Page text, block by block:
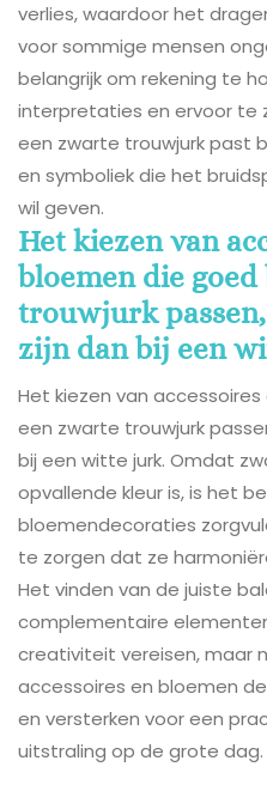
verlies, waardoor het
voor sommige mensen
belangrijk om rekening te
interpretaties en ervoor te
een zwarte trouwjurk past
en symboliek die het
wil geven.
Het kiezen van
bloemen die
trouwjurk
zijn dan bij een
Het kiezen van
een zwarte trouwjurk
bij een witte jurk. Omdat
opvallende kleur is, is het
bloemendecoraties
te zorgen dat ze
Het vinden van de juiste
complementaire
creativiteit vereisen, maar
accessoires en bloemen
en versterken voor een
uitstraling op de grote dag.